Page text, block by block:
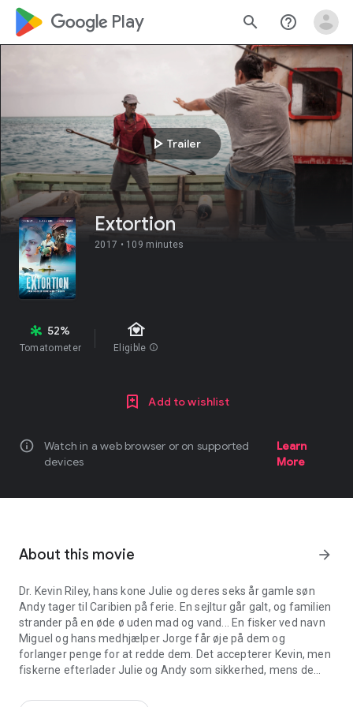
google_logo Play search help_outline
play_arrow Trailer
Extortion
2017 • 109 minutes
52%
Tomatometer
family_home
Eligible info
Add to wishlist
info
Watch in a web browser or on supported
devices
Learn
More
About this movie arrow_forward
Dr. Kevin Riley, hans kone Julie og deres seks år gamle søn
Andy tager til Caribien på ferie. En sejltur går galt, og familien
strander på en øde ø uden mad og vand... En fisker ved navn
Miguel og hans medhjælper Jorge får øje på dem og
forlanger penge for at redde dem. Det accepterer Kevin, men
fiskerne efterlader Julie og Andy som sikkerhed, mens de
sender de Kevin ned på havets bund og forsvinder... Kevin